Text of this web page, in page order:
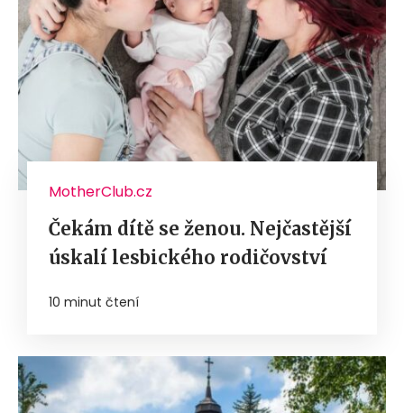
MotherClub.cz
Čekám dítě se ženou. Nejčastější
úskalí lesbického rodičovství
10 minut čtení